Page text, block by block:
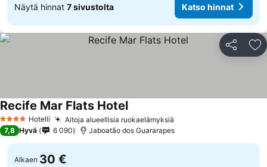
Näytä hinnat 7 sivustolta Katso hinnat
Jaa
4 Tähtiluokitus
Hotelli Aitoja alueellisia ruokaelämyksiä
Recife Mar Flats Hotel
7,8 Hyvä 6 090 Jaboatão dos Guararapes
Alkaen 30 €